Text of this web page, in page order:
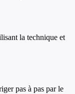
la technique et
pas à pas par le